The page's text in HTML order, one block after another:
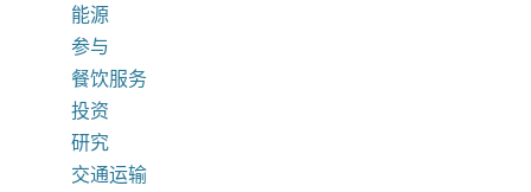
能源
参与
餐饮服务
投资
研究
交通运输